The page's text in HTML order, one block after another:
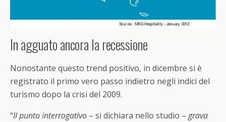
In agguato ancora la recessione
Nonostante questo trend positivo, in dicembre si è
registrato il primo vero passo indietro negli indici del
turismo dopo la crisi del 2009.
“Il punto interrogativo – si dichiara nello studio – grava